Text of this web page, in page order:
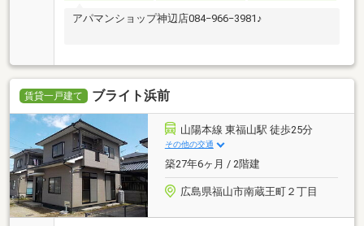
アパマンショップ神辺店084−966−3981♪
賃貸一戸建て ブライト浜前
山陽本線 東福山駅 徒歩25分
その他の交通
築27年6ヶ月 / 2階建
広島県福山市南蔵王町２丁目